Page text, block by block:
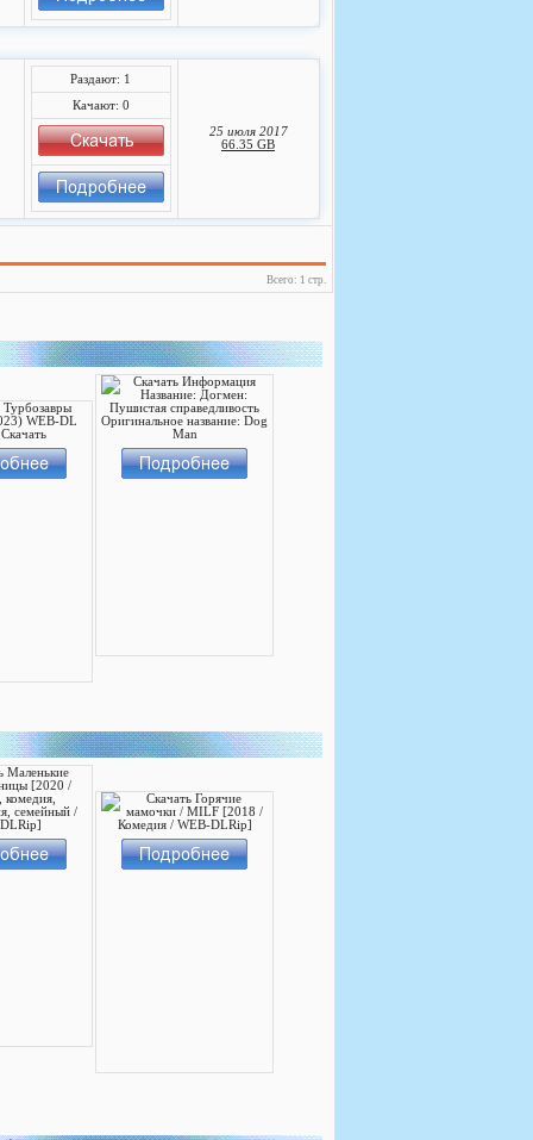
Раздают: 1
Качают: 0
25 июля 2017
66.35 GB
Всего: 1 стр.